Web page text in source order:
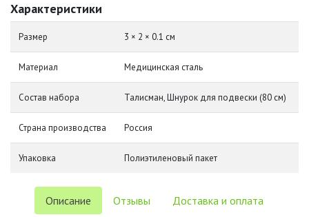
Характеристики
Размер 3 × 2 × 0.1 см
Материал Медицинская сталь
Состав набора Талисман, Шнурок для подвески (80 см)
Страна производства Россия
Упаковка Полиэтиленовый пакет
Описание Отзывы Доставка и оплата